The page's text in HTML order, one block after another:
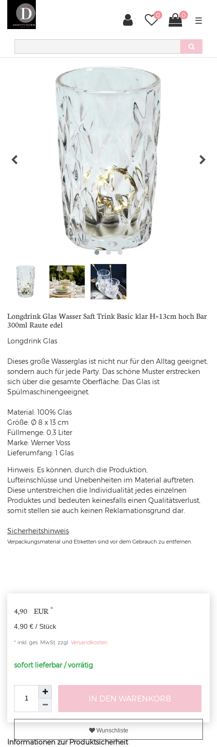
0 0
☰
Longdrink Glas Wasser Saft Trink Basic klar H=13cm hoch Bar
300ml Raute edel
Longdrink Glas
Dieses große Wasserglas ist nicht nur für den Alltag geeignet,
sondern auch für jede Party. Das schöne Muster erstrecken
sich über die gesamte Oberfläche. Das Glas ist
Spülmaschinengeeignet.
Material: 100% Glas
Größe: Ø 8 x 13 cm
Füllmenge: 0,3 Liter
Marke: Werner Voss
Lieferumfang: 1 Glas
Hinweis: Es können, durch die Produktion,
Lufteinschlüsse und Unebenheiten im Material auftreten.
Diese unterstreichen die Individualität jedes einzelnen
Produktes und bedeuten keinesfalls einen Qualitätsverlust,
somit stellen sie auch keinen Reklamationsgrund dar.
Sicherheitshinweis:
Verpackungsmaterial und Etiketten sind vor dem Gebrauch zu entfernen.
4,90 EUR *
4,90 € / Stück
* inkl. ges. MwSt. zzgl. Versandkosten
sofort lieferbar / vorrätig
IN DEN WARENKORB
Wunschliste
Informationen zur Produktsicherheit